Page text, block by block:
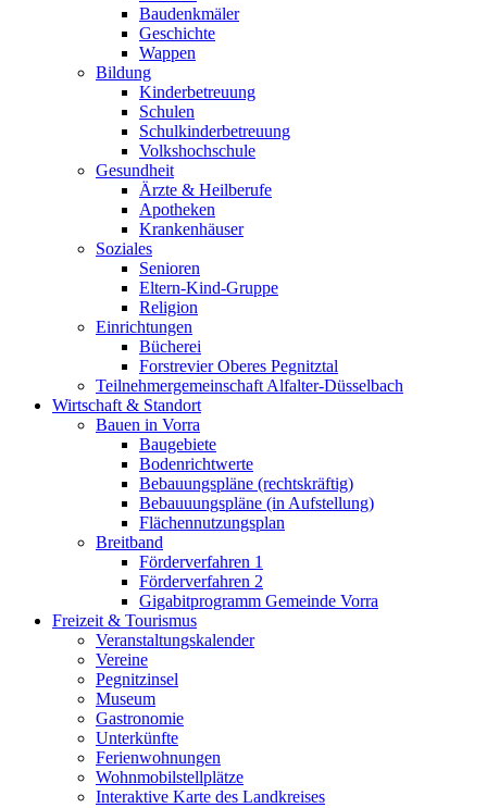
Baudenkmäler
Geschichte
Wappen
Bildung
Kinderbetreuung
Schulen
Schulkinderbetreuung
Volkshochschule
Gesundheit
Ärzte & Heilberufe
Apotheken
Krankenhäuser
Soziales
Senioren
Eltern-Kind-Gruppe
Religion
Einrichtungen
Bücherei
Forstrevier Oberes Pegnitztal
Teilnehmergemeinschaft Alfalter-Düsselbach
Wirtschaft & Standort
Bauen in Vorra
Baugebiete
Bodenrichtwerte
Bebauungspläne (rechtskräftig)
Bebauuungspläne (in Aufstellung)
Flächennutzungsplan
Breitband
Förderverfahren 1
Förderverfahren 2
Gigabitprogramm Gemeinde Vorra
Freizeit & Tourismus
Veranstaltungskalender
Vereine
Pegnitzinsel
Museum
Gastronomie
Unterkünfte
Ferienwohnungen
Wohnmobilstellplätze
Interaktive Karte des Landkreises